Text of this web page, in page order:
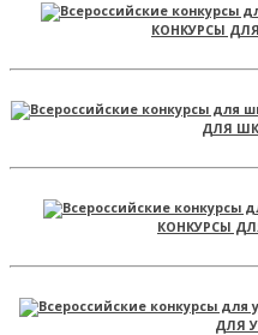
КОНКУРСЫ
ДЛЯ
КОНКУРСЫ
ДЛЯ